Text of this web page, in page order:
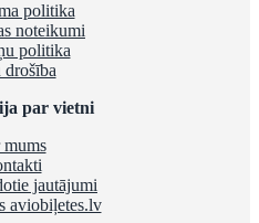
politika
noteikumi
politika
drošība
par vietni
mums
jautājumi
aviobiļetes.lv